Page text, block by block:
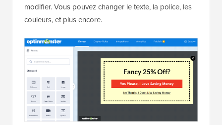
modifier. Vous pouvez changer le texte, la police, les
couleurs, et plus encore.